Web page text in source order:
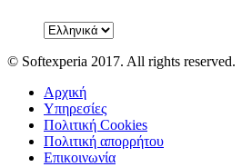
© Softexperia 2017. All rights reserved.
Αρχική
Υπηρεσίες
Πολιτική Cookies
Πολιτική απορρήτου
Επικοινωνία